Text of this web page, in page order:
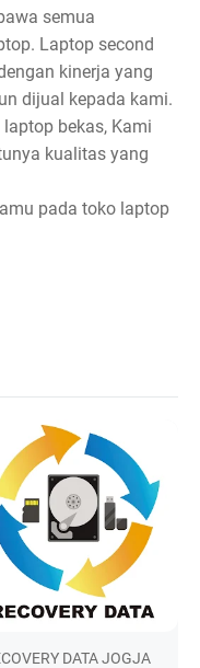
semua
Laptop second
kinerja yang
dijual kepada kami.
bekas, Kami
kualitas yang
pada toko laptop
DATA JOGJA